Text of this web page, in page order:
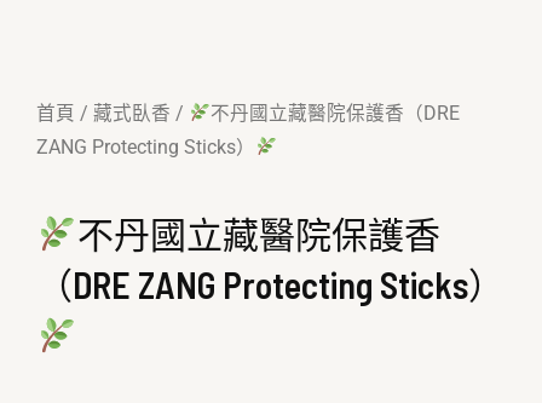
首頁 / 藏式臥香 /
不丹國立藏醫院保護香（DRE
ZANG Protecting Sticks）
不丹國立藏醫院保護香
（DRE ZANG Protecting Sticks）